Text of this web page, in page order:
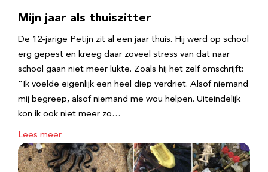
Mijn jaar als thuiszitter
De 12-jarige Petijn zit al een jaar thuis. Hij werd op school
erg gepest en kreeg daar zoveel stress van dat naar
school gaan niet meer lukte. Zoals hij het zelf omschrijft:
“Ik voelde eigenlijk een heel diep verdriet. Alsof niemand
mij begreep, alsof niemand me wou helpen. Uiteindelijk
kon ik ook niet meer zo…
Lees meer